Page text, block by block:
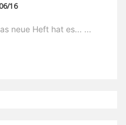
16
neue Heft hat es... ...